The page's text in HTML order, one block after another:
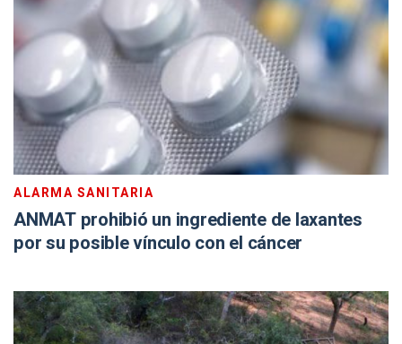
ALARMA SANITARIA
ANMAT prohibió un ingrediente de laxantes
por su posible vínculo con el cáncer